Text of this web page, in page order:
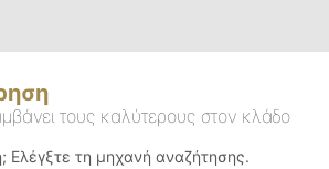
τους καλύτερους στον κλάδο
Ελέγξτε τη μηχανή αναζήτησης.